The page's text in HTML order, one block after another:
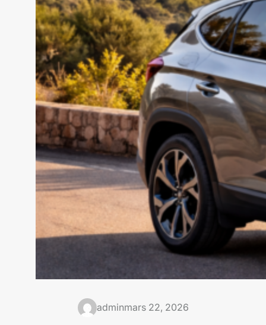
adminmars 22, 2026